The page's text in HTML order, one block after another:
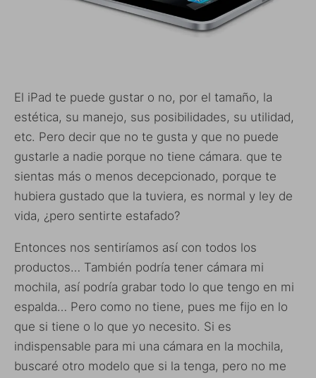
El iPad te puede gustar o no, por el tamaño, la
estética, su manejo, sus posibilidades, su utilidad,
etc. Pero decir que no te gusta y que no puede
gustarle a nadie porque no tiene cámara. que te
sientas más o menos decepcionado, porque te
hubiera gustado que la tuviera, es normal y ley de
vida, ¿pero sentirte estafado?
Entonces nos sentiríamos así con todos los
productos… También podría tener cámara mi
mochila, así podría grabar todo lo que tengo en mi
espalda… Pero como no tiene, pues me fijo en lo
que si tiene o lo que yo necesito. Si es
indispensable para mi una cámara en la mochila,
buscaré otro modelo que si la tenga, pero no me